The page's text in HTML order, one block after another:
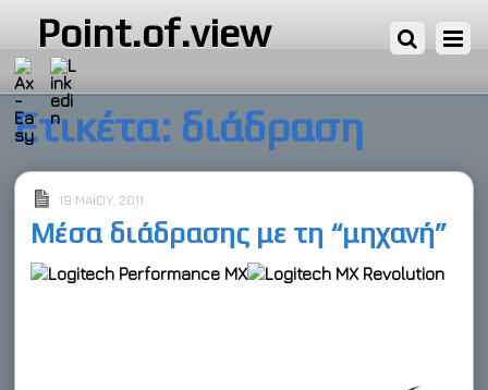
Point.of.view
Ετικέτα: διάδραση
19 ΜΑΪ́ΟΥ, 2011
Μέσα διάδρασης με τη “μηχανή”